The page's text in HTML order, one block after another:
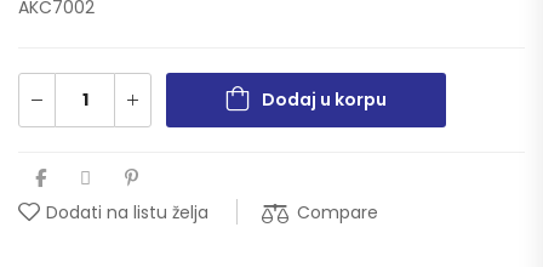
AKC7002
Dodaj u korpu
Dodati na listu želja Compare